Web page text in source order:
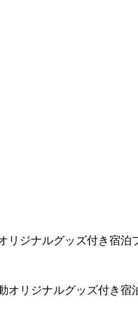
リジナルグッズ付き宿泊
オリジナルグッズ付き宿